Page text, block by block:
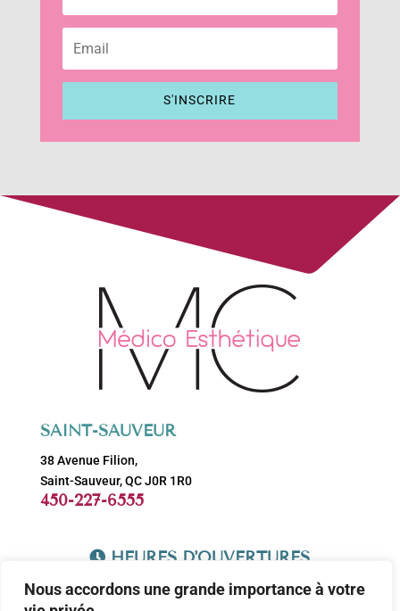
Nous accordons une grande importance à votre
S'INSCRIRE
SAINT-SAUVEUR
38 Avenue Filion,
Saint-Sauveur, QC J0R 1R0
450-227-6555
HEURES D'OUVERTURES
Lundi: 9h-17h